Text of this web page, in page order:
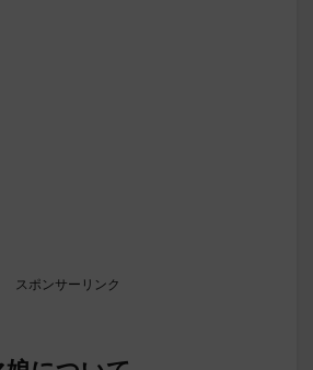
スポンサーリンク